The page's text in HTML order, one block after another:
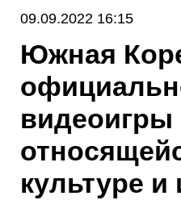
09.09.2022 16:15
Южная
культуре и